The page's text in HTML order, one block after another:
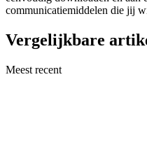
communicatiemiddelen die jij
Vergelijkbare
Meest recent